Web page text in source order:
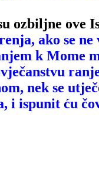
ozbiljne ove
ako se
k Mome
nek se
i ispunit ću